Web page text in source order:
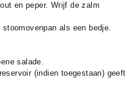
en peper. Wrijf de zalm
als een bedje.
salade.
(indien toegestaan) geeft